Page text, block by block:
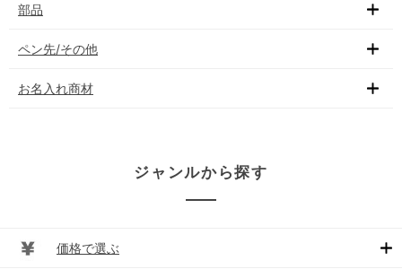
部品
ペン先/その他
お名入れ商材
ジャンルから探す
価格で選ぶ